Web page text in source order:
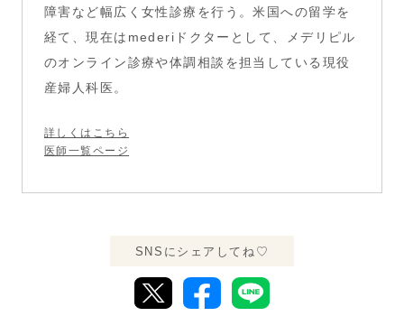
障害など幅広く女性診療を行う。米国への留学を
経て、現在はmederiドクターとして、メデリピル
のオンライン診療や体調相談を担当している現役
産婦人科医。
詳しくはこちら
医師一覧ページ
SNSにシェアしてね♡